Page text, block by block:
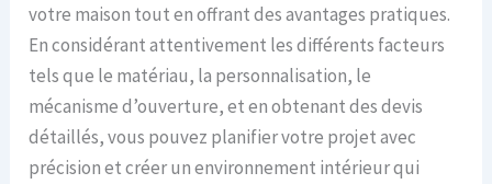
votre maison tout en offrant des avantages pratiques.
En considérant attentivement les différents facteurs
tels que le matériau, la personnalisation, le
mécanisme d’ouverture, et en obtenant des devis
détaillés, vous pouvez planifier votre projet avec
précision et créer un environnement intérieur qui